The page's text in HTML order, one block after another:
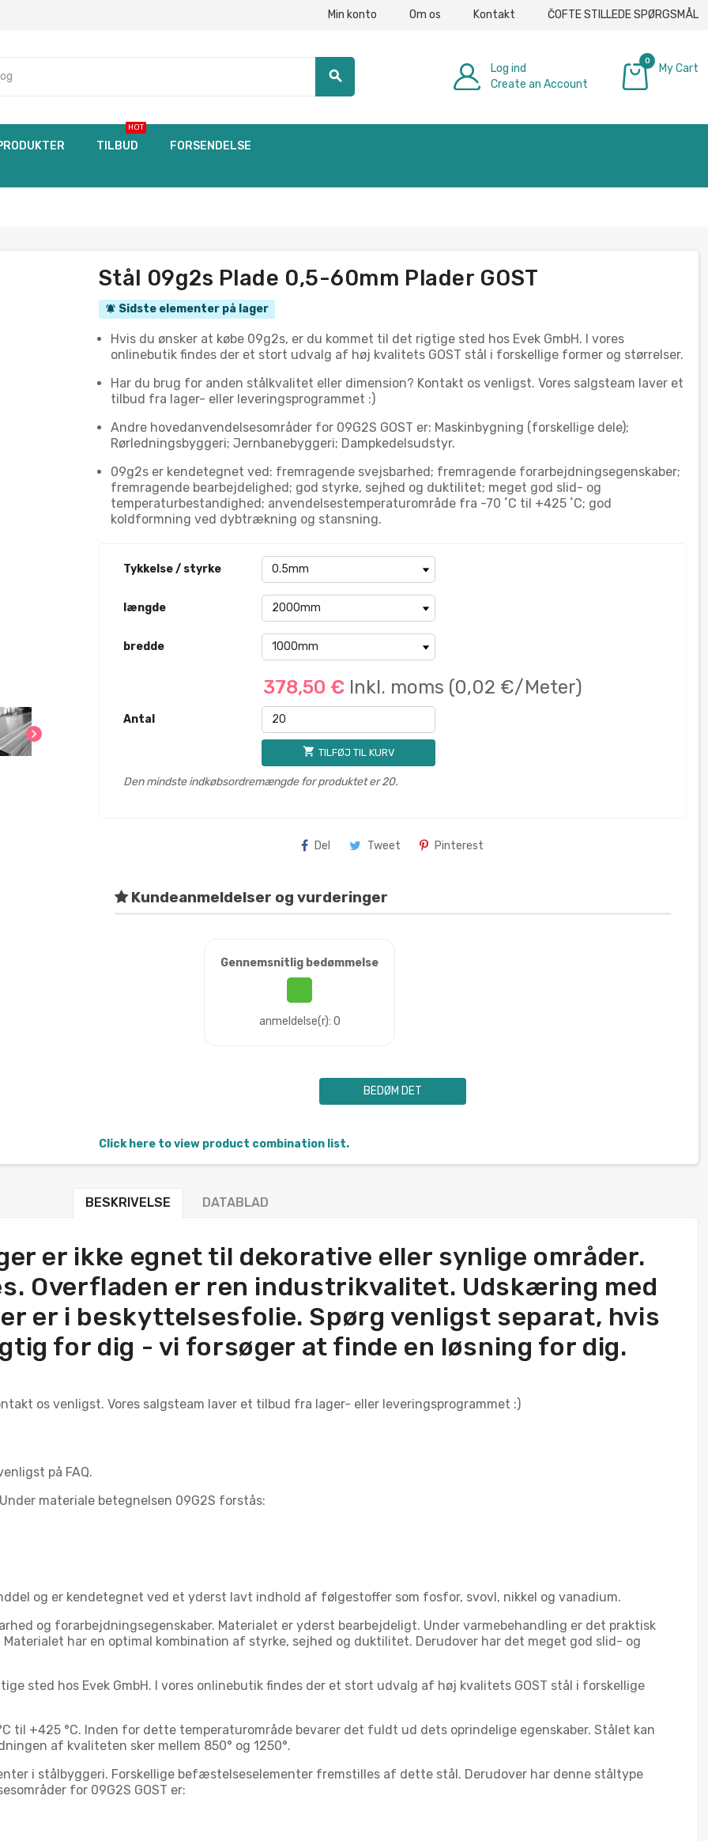
Min konto Om os Kontakt ČOFTE STILLEDE SPØRGSMÅL
search
Log ind
Create an Account
0
My Cart
TILBUD
HOT
FORSENDELSE
chevron_right
Stål 09g2s Plade 0,5-60mm Plader GOST
notifications_active Sidste elementer på lager
Hvis du ønsker at købe 09g2s, er du kommet til det rigtige sted hos Evek GmbH. I vores
onlinebutik findes der et stort udvalg af høj kvalitets GOST stål i forskellige former og størrelser.
Har du brug for anden stålkvalitet eller dimension? Kontakt os venligst. Vores salgsteam laver et
tilbud fra lager- eller leveringsprogrammet :)
Andre hovedanvendelsesområder for 09G2S GOST er: Maskinbygning (forskellige dele);
Rørledningsbyggeri; Jernbanebyggeri; Dampkedelsudstyr.
09g2s er kendetegnet ved: fremragende svejsbarhed; fremragende forarbejdningsegenskaber;
fremragende bearbejdelighed; god styrke, sejhed og duktilitet; meget god slid- og
temperaturbestandighed; anvendelsestemperaturområde fra -70 ˚С til +425 ˚С; god
koldformning ved dybtrækning og stansning.
Tykkelse / styrke
længde
bredde
378,50 € Inkl. moms (0,02 €/Meter)
Antal
shopping_cart TILFØJ TIL KURV
Den mindste indkøbsordremængde for produktet er 20.
Del Tweet Pinterest
Kundeanmeldelser og vurderinger
Gennemsnitlig bedømmelse
anmeldelse(r): 0
BEDØM DET
Click here to view product combination list.
BESKRIVELSE DATABLAD
er ikke egnet til dekorative eller synlige områder.
Overfladen er ren industrikvalitet. Udskæring med
er i beskyttelsesfolie. Spørg venligst separat, hvis
for dig - vi forsøger at finde en løsning for dig.
os venligst. Vores salgsteam laver et tilbud fra lager- eller leveringsprogrammet :)
på FAQ.
materiale betegnelsen 09G2S forstås:
og er kendetegnet ved et yderst lavt indhold af følgestoffer som fosfor, svovl, nikkel og vanadium.
og forarbejdningsegenskaber. Materialet er yderst bearbejdeligt. Under varmebehandling er det praktisk
har en optimal kombination af styrke, sejhed og duktilitet. Derudover har det meget god slid- og
sted hos Evek GmbH. I vores onlinebutik findes der et stort udvalg af høj kvalitets GOST stål i forskellige
til +425 °C. Inden for dette temperaturområde bevarer det fuldt ud dets oprindelige egenskaber. Stålet kan
af kvaliteten sker mellem 850° og 1250°.
i stålbyggeri. Forskellige befæstelseselementer fremstilles af dette stål. Derudover har denne ståltype
for 09G2S GOST er: